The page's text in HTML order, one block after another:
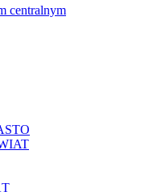
centralnym